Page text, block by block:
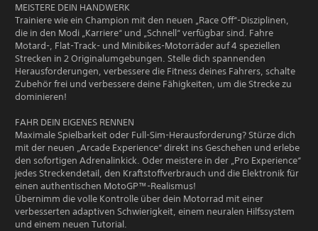
MEISTERE DEIN HANDWERK
Trainiere wie ein Champion mit den neuen „Race Off“-Disziplinen,
die in den Modi „Karriere“ und „Schnell“ verfügbar sind. Fahre
Motard-, Flat-Track- und Minibikes-Motorräder auf 4 speziellen
Strecken in 2 Originalumgebungen. Stelle dich spannenden
Herausforderungen, verbessere die Fitness deines Fahrers, schalte
Zubehör frei und verbessere deine Fähigkeiten, um die Strecke zu
dominieren!
FAHR DEIN EIGENES RENNEN
Maximale Spielbarkeit oder Full-Sim-Herausforderung? Stürze dich
mit der neuen „Arcade Experience“ direkt ins Geschehen und erlebe
den sofortigen Adrenalinkick. Oder meistere in der „Pro Experience“
jedes Streckendetail, den Kraftstoffverbrauch und die Elektronik für
einen authentischen MotoGP™-Realismus!
Übernimm die volle Kontrolle über dein Motorrad mit einer
verbesserten adaptiven Schwierigkeit, einem neuralen Hilfssystem
und einem neuen Tutorial.